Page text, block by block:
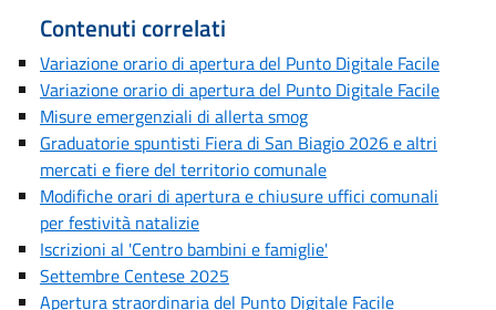
Contenuti correlati
Variazione orario di apertura del Punto Digitale Facile
Variazione orario di apertura del Punto Digitale Facile
Misure emergenziali di allerta smog
Graduatorie spuntisti Fiera di San Biagio 2026 e altri
mercati e fiere del territorio comunale
Modifiche orari di apertura e chiusure uffici comunali
per festività natalizie
Iscrizioni al 'Centro bambini e famiglie'
Settembre Centese 2025
Apertura straordinaria del Punto Digitale Facile